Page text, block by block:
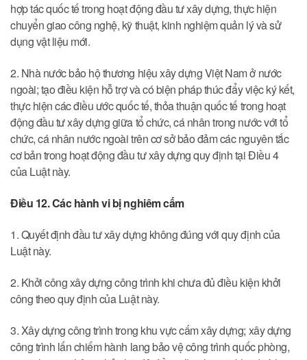
hợp tác quốc tế trong hoạt động đầu tư xây dựng, thực hiện
chuyển giao công nghệ, kỹ thuật, kinh nghiệm quản lý và sử
dụng vật liệu mới.
2. Nhà nước bảo hộ thương hiệu xây dựng Việt Nam ở nước
ngoài; tạo điều kiện hỗ trợ và có biện pháp thúc đẩy việc ký kết,
thực hiện các điều ước quốc tế, thỏa thuận quốc tế trong hoạt
động đầu tư xây dựng giữa tổ chức, cá nhân trong nước với tổ
chức, cá nhân nước ngoài trên cơ sở bảo đảm các nguyên tắc
cơ bản trong hoạt động đầu tư xây dựng quy định tại Điều 4
của Luật này.
Điều 12. Các hành vi bị nghiêm cấm
1. Quyết định đầu tư xây dựng không đúng với quy định của
Luật này.
2. Khởi công xây dựng công trình khi chưa đủ điều kiện khởi
công theo quy định của Luật này.
3. Xây dựng công trình trong khu vực cấm xây dựng; xây dựng
công trình lấn chiếm hành lang bảo vệ công trình quốc phòng,